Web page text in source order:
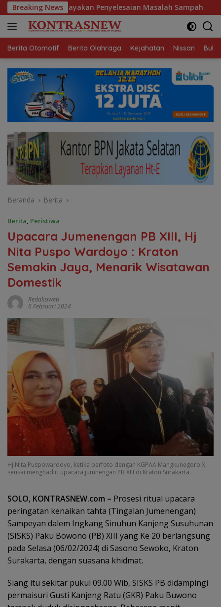
Langsung
ke
konten
Breaking News
Upayakan Penyelesaian Masalah Sampah DPD
Berita Otomotif Berita Olahraga Kejahatan Nissan
Beranda Berita
Berita, Peristiwa
Upacara Jumenengan PB XIII, Hj
Nita Puspo Wardoyo : Kraton
Semakin Jaya, Menarik Wisatawan
Domestik
Redaksiweb
6 Februari 2024
Hj.Nita Puspowardoyo, ketika berfoto dengan KGPAA Mangkunegoro X,
seusai menghadiri upacara jumnengan PB XIII di Kraton Surakarta.
SOLO, KONTRASNEW.com – Prosesi ritual upacara
peringatan kenaikan tahta (Tingalan Jumenengan)
Sampeyan dalem Ingkang Sinuhun Kanjeng Susuhunan
(SISKS) Paku Bowono (PB) XIII yang Ke 20 berlangsung
pada Selasa (06/02/2024) di Sasono Sewoko, Kraton
Surakarta, dengan suasana khidmat.
Siang itu sekitar pukul 09.00 Wib, SISKS PB didampingi
permaisuri Gusti Kanjeng Ratu (GKR) Paku Buwono